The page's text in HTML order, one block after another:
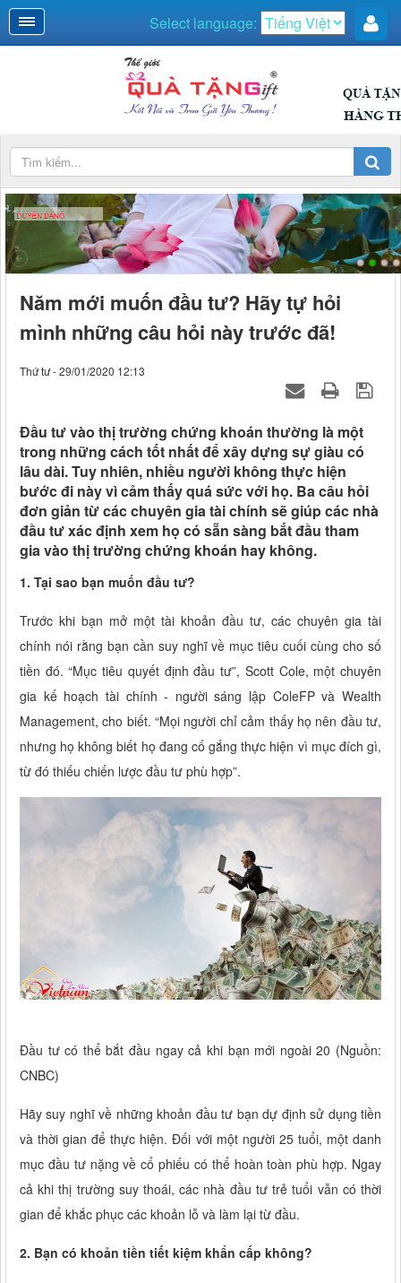
Select language:
DUYÊN DÁNG
Năm mới muốn đầu tư? Hãy tự hỏi
mình những câu hỏi này trước đã!
Thứ tư - 29/01/2020 12:13
Đầu tư vào thị trường chứng khoán thường là một
trong những cách tốt nhất để xây dựng sự giàu có
lâu dài. Tuy nhiên, nhiều người không thực hiện
bước đi này vì cảm thấy quá sức với họ. Ba câu hỏi
đơn giản từ các chuyên gia tài chính sẽ giúp các nhà
đầu tư xác định xem họ có sẵn sàng bắt đầu tham
gia vào thị trường chứng khoán hay không.
1. Tại sao bạn muốn đầu tư?
Trước khi bạn mở một tài khoản đầu tư, các chuyên gia tài
chính nói rằng bạn cần suy nghĩ về mục tiêu cuối cùng cho số
tiền đó. “Mục tiêu quyết định đầu tư”, Scott Cole, một chuyên
gia kế hoạch tài chính - người sáng lập ColeFP và Wealth
Management, cho biết. “Mọi người chỉ cảm thấy họ nên đầu tư,
nhưng họ không biết họ đang cố gắng thực hiện vì mục đích gì,
từ đó thiếu chiến lược đầu tư phù hợp”.
Đầu tư có thể bắt đầu ngay cả khi bạn mới ngoài 20 (Nguồn:
CNBC)
Hãy suy nghĩ về những khoản đầu tư bạn dự định sử dụng tiền
và thời gian để thực hiện. Đối với một người 25 tuổi, một danh
mục đầu tư nặng về cổ phiếu có thể hoàn toàn phù hợp. Ngay
cả khi thị trường suy thoái, các nhà đầu tư trẻ tuổi vẫn có thời
gian để khắc phục các khoản lỗ và làm lại từ đầu.
2. Bạn có khoản tiền tiết kiệm khẩn cấp không?